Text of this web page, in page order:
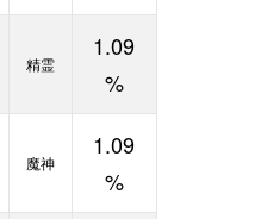
精霊
1.09
%
魔神
1.09
%